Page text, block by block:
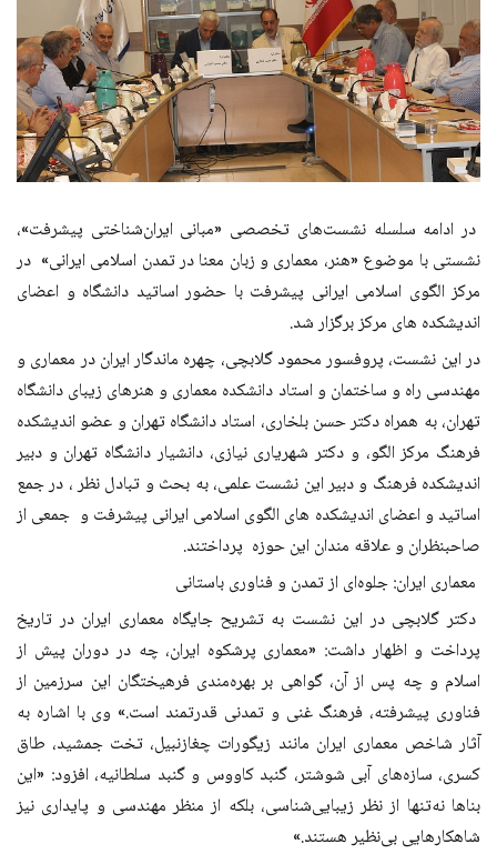
در ادامه سلسله نشست‌های تخصصی «مبانی ایران‌شناختی پیشرفت»،
نشستی با موضوع «هنر، معماری و زبان معنا در تمدن اسلامی ایرانی» در
مرکز الگوی اسلامی ایرانی پیشرفت با حضور اساتید دانشگاه و اعضای
اندیشکده های مرکز برگزار شد.
در این نشست، پروفسور محمود گلابچی، چهره ماندگار ایران در معماری و
مهندسی راه و ساختمان و استاد دانشکده معماری و هنرهای زیبای دانشگاه
تهران، به همراه دکتر حسن بلخاری، استاد دانشگاه تهران و عضو اندیشکده
فرهنگ مرکز الگو، و دکتر شهریاری نیازی، دانشیار دانشگاه تهران و دبیر
اندیشکده فرهنگ و دبیر این نشست علمی، به بحث و تبادل نظر ، در جمع
اساتید و اعضای اندیشکده‌ های الگوی اسلامی ایرانی پیشرفت و جمعی از
صاحبنظران و علاقه مندان این حوزه پرداختند.
معماری ایران: جلوه‌ای از تمدن و فناوری باستانی
دکتر گلابچی در این نشست به تشریح جایگاه معماری ایران در تاریخ
پرداخت و اظهار داشت: «معماری پرشکوه ایران، چه در دوران پیش از
اسلام و چه پس از آن، گواهی بر بهره‌مندی فرهیختگان این سرزمین از
فناوری پیشرفته، فرهنگ غنی و تمدنی قدرتمند است.» وی با اشاره به
آثار شاخص معماری ایران مانند زیگورات چغازنبیل، تخت جمشید، طاق
کسری، سازه‌های آبی شوشتر، گنبد کاووس و گنبد سلطانیه، افزود: «این
بناها نه‌تنها از نظر زیبایی‌شناسی، بلکه از منظر مهندسی و پایداری نیز
شاهکارهایی بی‌نظیر هستند.»